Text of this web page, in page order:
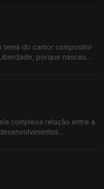
complexa relação entre a